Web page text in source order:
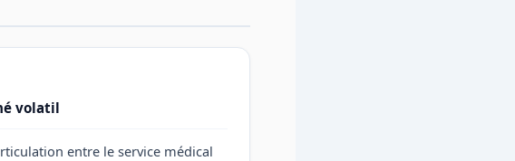
volatil
entre le service médical